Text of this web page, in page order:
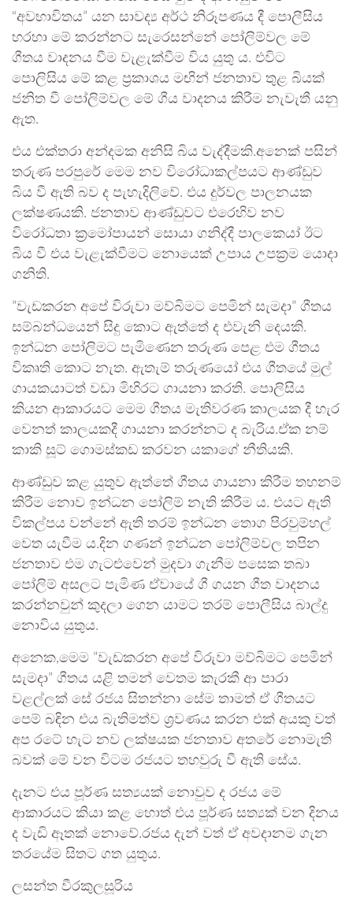
“අවභාවිතය” යන සාවද්‍ය අර්ථ නිරූපණය දී පොලීසිය
හරහා මේ කරන්නට සැරෙසන්නේ පෝලිම්වල මේ
ගීතය වාදනය වීම වැළැක්වීම විය යුතු ය. එවිට
පොලිසිය මේ කළ ප‍්‍රකාශය මඟින් ජනතාව තුළ බියක්
ජනිත වී පෝලිම්වල මේ ගීය වාදනය කිරීම නැවැතී යනු
ඇත.
එය එක්තරා අන්දමක අනිසි බිය වැද්දීමකි.අනෙක් පසින්
තරුණ පරපුරේ මෙම නව විරෝධාකල්පයට ආණ්ඩුව
බිය වී ඇති බව ද පැහැදිලිවේ. එය දුර්වල පාලනයක
ලක්ෂණයකි. ජනතාව ආණ්ඩුවට එරෙහිව නව
විරෝධතා ක්‍රමෝපායන් සොයා ගනිද්දී පාලකෙයා් ඊට
බිය වී එය වැළැක්වීමට නොයෙක් උපාය උපක‍්‍රම යොදා
ගනිති.
”‍වැඩකරන අපේ විරුවා මව්බිමට පෙමින් සැමදා”‍ ගීතය
සම්බන්ධයෙන් සිදු කොට ඇත්තේ ද එවැනි දෙයකි.
ඉන්ධන පෝලිමට පැමිණෙන තරුණ පෙළ එම ගීතය
විකෘති කොට නැත. ඇතැම් තරුණයෝ එය ගීතයේ මුල්
ගායකයාටත් වඩා මිහිරට ගායනා කරති. පොලිසිය
කියන ආකාරයට මෙම ගීතය මැතිවරණ කාලයක දී හැර
වෙනත් කාලයකදී ගායනා කරන්නට ද බැරිය.ඒක නම්
කාකි සූට් ගොමස්කඩ කරවන යකාගේ නීතියකි.
ආණ්ඩුව කළ යුතුව ඇත්තේ ගීතය ගායනා කිරීම තහනම්
කිරීම නොව ඉන්ධන පෝලිම් නැති කිරීම ය. එයට ඇති
විකල්පය වන්නේ ඇති තරම් ඉන්ධන තොග පිරවුම්හල්
වෙත යැවීම ය.දින ගණන් ඉන්ධන පෝලිම්වල තපින
ජනතාව එම ගැටළුවෙන් මුදවා ගැනීම පසෙක තබා
පෝලිම් අසලට පැමිණ ඒවායේ ගී ගයන ගීත වාදනය
කරන්නවුන් කුදලා ගෙන යාමට තරම් පොලීසිය බාල්දු
නොවිය යුතුය.
අනෙක,මෙම ”‍වැඩකරන අපේ විරුවා මව්බිමට පෙමින්
සැමදා”‍ ගීතය යළි තමන් වෙතම කැරකී ආ පාරා
වළල්ලක් සේ රජය සිතන්නා සේම තාමත් ඒ ගීතයට
පෙම් බඳින එය බැතිමත්ව ශ්‍රවණය කරන එක් අයකු වත්
අප රටේ හැට නව ලක්ෂයක ජනතාව අතරේ නොමැති
බවක් මේ වන විටම රජයට තහවුරු වී ඇති සේය.
දැනට එය පූර්ණ සත්‍යයක් නොවුව ද රජය මේ
ආකාරයට කියා කළ හොත් එය පූර්ණ සත්‍යක් වන දිනය
ද වැඩි ඈතක් නොවේ.රජය දැන් වත් ඒ අවදානම ගැන
තරයේම සිතට ගත යුතුය.
ලසන්ත වීරකුලසූරිය